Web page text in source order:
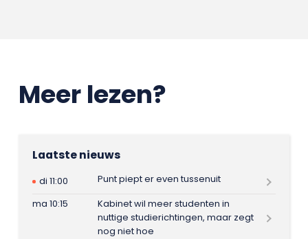
Meer lezen?
Laatste nieuws
di 11:00
Punt piept er even tussenuit
ma 10:15
Kabinet wil meer studenten in
nuttige studierichtingen, maar zegt
nog niet hoe